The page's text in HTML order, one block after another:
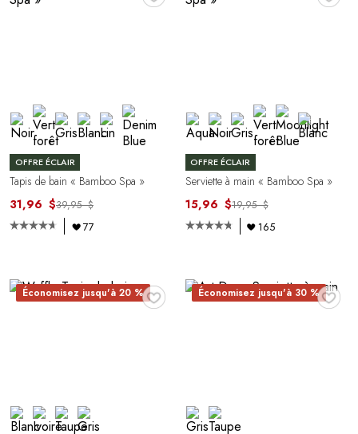
OFFRE ÉCLAIR
Tapis de bain « Bamboo Spa »
31,96 $39,95 $
77
OFFRE ÉCLAIR
Serviette à main « Bamboo Spa »
15,96 $19,95 $
165
♥
Économisez jusqu'à 20 % ♥
Économisez jusqu'à 30 %